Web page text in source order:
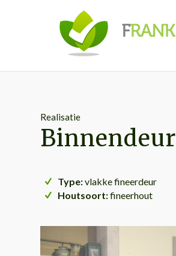
Realisatie
Binnendeur
Type:vlakke fineerdeur
Houtsoort:fineerhout